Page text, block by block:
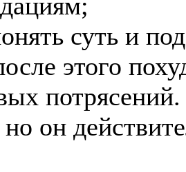
суть и
этого
он